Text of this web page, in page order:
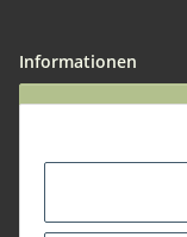
Informationen